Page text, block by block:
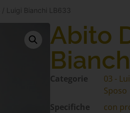
/ Luigi Bianchi LB633
Abito
Categorie 03 -
Sposo
Specifiche
con